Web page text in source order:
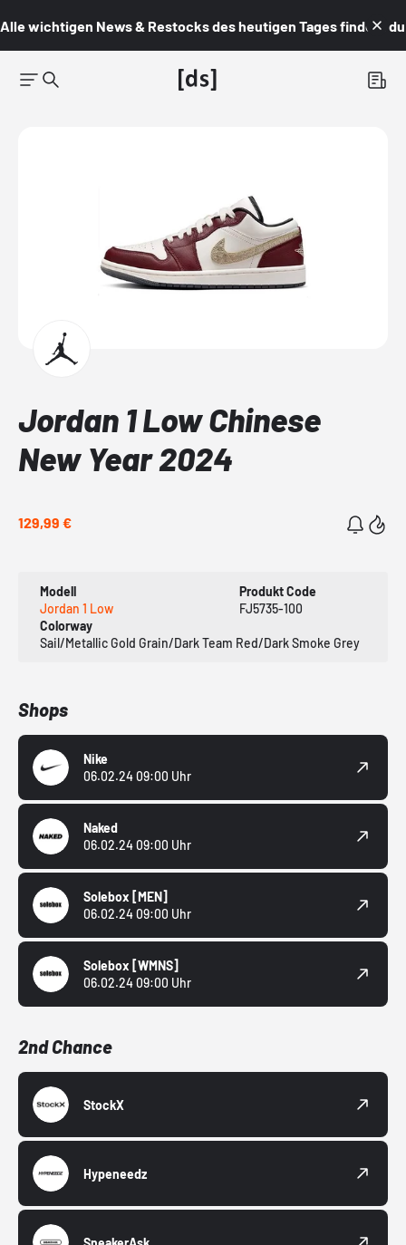
Alle wichtigen News & Restocks des heutigen Tages findest du
Jordan 1 Low Chinese
New Year 2024
129,99 €
Modell
Jordan 1 Low
Produkt Code
FJ5735-100
Colorway
Sail/Metallic Gold Grain/Dark Team Red/Dark Smoke Grey
Shops
Nike
06.02.24 09:00 Uhr
Naked
06.02.24 09:00 Uhr
Solebox [MEN]
06.02.24 09:00 Uhr
Solebox [WMNS]
06.02.24 09:00 Uhr
2nd Chance
StockX
Hypeneedz